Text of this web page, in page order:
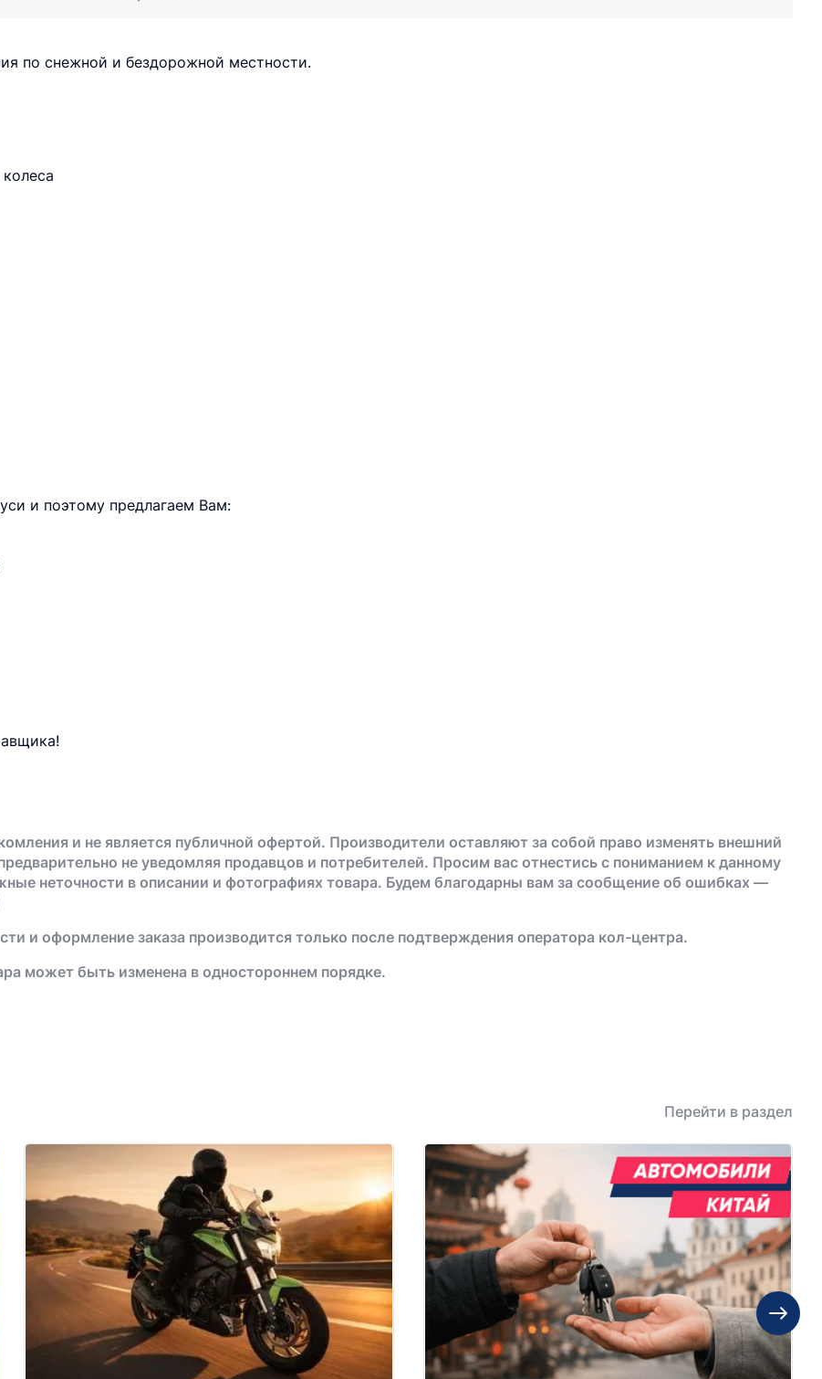
по снежной и бездорожной местности.
и поэтому предлагаем Вам:
и не является публичной офертой. Производители оставляют за собой право изменять внешний
не уведомляя продавцов и потребителей. Просим вас отнестись с пониманием к данному
неточности в описании и фотографиях товара. Будем благодарны вам за сообщение об ошибках —
и оформление заказа производится только после подтверждения оператора кол-центра.
может быть изменена в одностороннем порядке.
Перейти в раздел